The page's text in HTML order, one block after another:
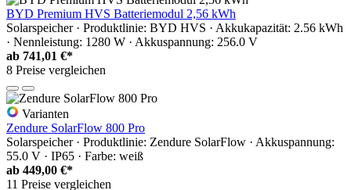
BYD Premium HVS Batteriemodul 2,56 kWh
Solarspeicher · Produktlinie: BYD HVS · Akkukapazität: 2.56 kWh
· Nennleistung: 1280 W · Akkuspannung: 256.0 V
ab 741,01 €*
8 Preise vergleichen
Varianten
Zendure SolarFlow 800 Pro
Solarspeicher · Produktlinie: Zendure SolarFlow · Akkuspannung:
55.0 V · IP65 · Farbe: weiß
ab 449,00 €*
11 Preise vergleichen